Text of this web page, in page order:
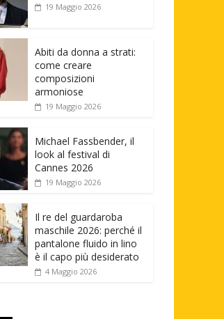
19 Maggio 2026
Abiti da donna a strati:
come creare
composizioni
armoniose
19 Maggio 2026
Michael Fassbender, il
look al festival di
Cannes 2026
19 Maggio 2026
Il re del guardaroba
maschile 2026: perché il
pantalone fluido in lino
è il capo più desiderato
4 Maggio 2026